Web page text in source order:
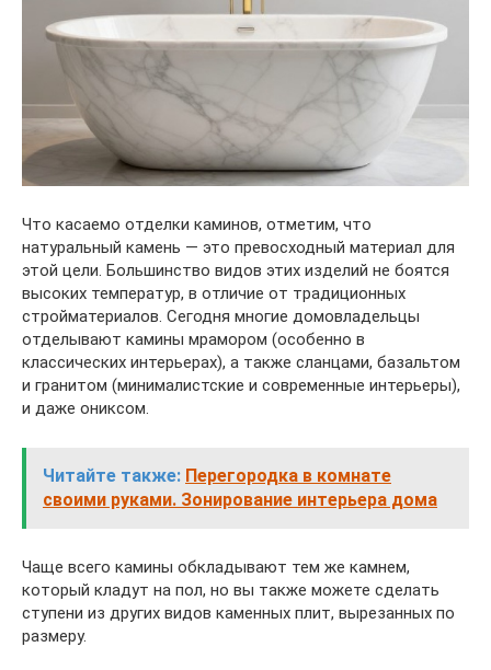
Что касаемо отделки каминов, отметим, что
натуральный камень — это превосходный материал для
этой цели. Большинство видов этих изделий не боятся
высоких температур, в отличие от традиционных
стройматериалов. Сегодня многие домовладельцы
отделывают камины мрамором (особенно в
классических интерьерах), а также сланцами, базальтом
и гранитом (минималистские и современные интерьеры),
и даже ониксом.
Читайте также: Перегородка в комнате
своими руками. Зонирование интерьера дома
Чаще всего камины обкладывают тем же камнем,
который кладут на пол, но вы также можете сделать
ступени из других видов каменных плит, вырезанных по
размеру.